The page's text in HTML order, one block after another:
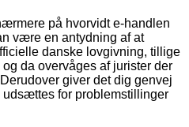
på hvorvidt e-handlen
være en antydning af at
danske lovgivning, tillige
da overvåges af jurister der
giver det dig genvej
for problemstillinger